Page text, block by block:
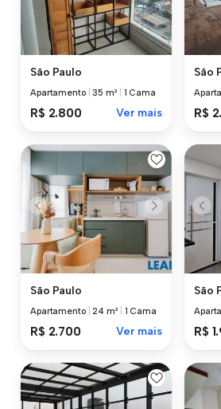
São Paulo
Apartamento |35 m² 1 Cama
R$ 2.800 Ver mais
São
R$
São Paulo
Apartamento |24 m² 1 Cama
R$ 2.700 Ver mais
São
R$